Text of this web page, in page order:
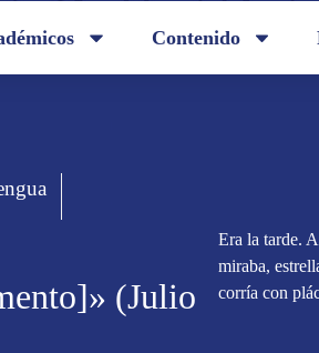
Contenido
(Julio
Era la tarde.
miraba,
corría con